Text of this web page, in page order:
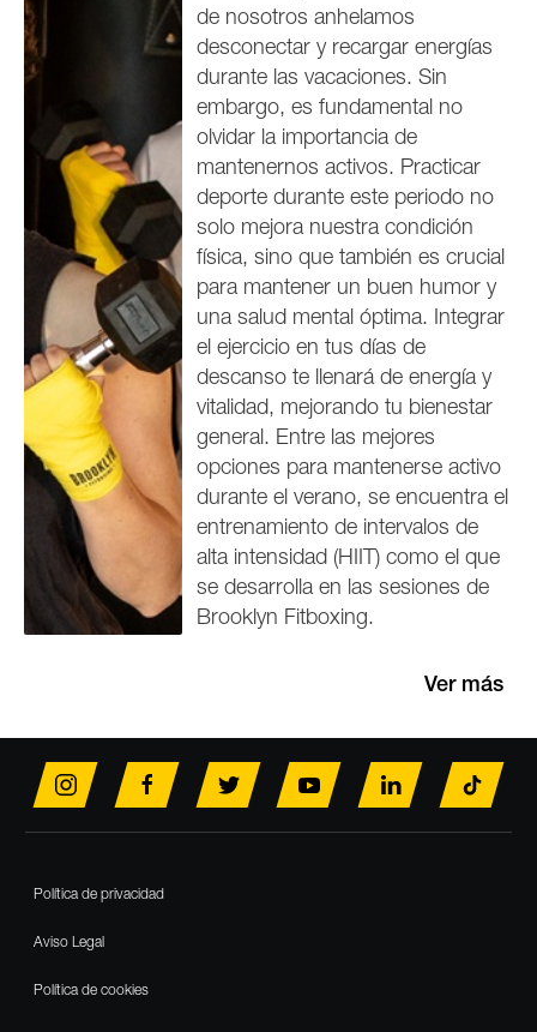
de nosotros anhelamos
desconectar y recargar energías
durante las vacaciones. Sin
embargo, es fundamental no
olvidar la importancia de
mantenernos activos. Practicar
deporte durante este periodo no
solo mejora nuestra condición
física, sino que también es crucial
para mantener un buen humor y
una salud mental óptima. Integrar
el ejercicio en tus días de
descanso te llenará de energía y
vitalidad, mejorando tu bienestar
general. Entre las mejores
opciones para mantenerse activo
durante el verano, se encuentra el
entrenamiento de intervalos de
alta intensidad (HIIT) como el que
se desarrolla en las sesiones de
Brooklyn Fitboxing.
Ver más
Política de privacidad
Aviso Legal
Política de cookies